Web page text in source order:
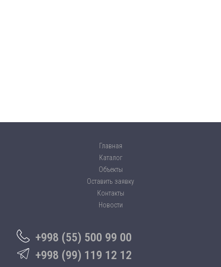
Главная
Каталог
Объекты
Оставить заявку
Контакты
Новости
+998 (55) 500 99 00
+998 (99) 119 12 12